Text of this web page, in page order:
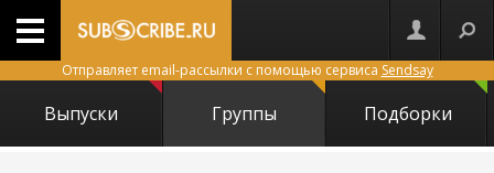
Отправляет email-рассылки с помощью сервиса Sendsay
Выпуски Группы Подборки